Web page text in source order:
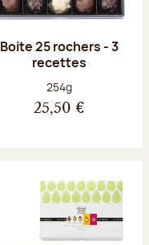
Boite 25 rochers - 3
recettes
Poids net :
254g
25,50 €